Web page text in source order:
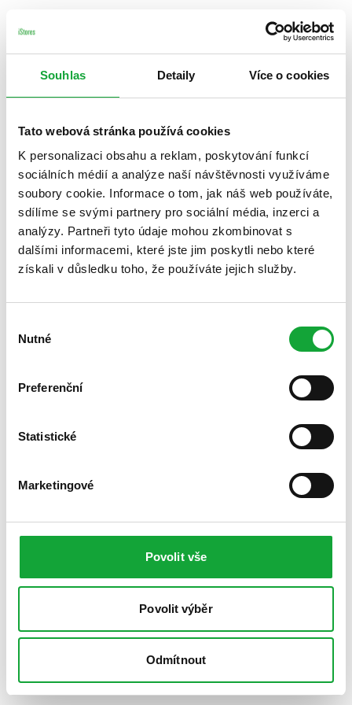
Souhlas Detaily Více o cookies
Tato webová stránka používá cookies
K personalizaci obsahu a reklam, poskytování funkcí
sociálních médií a analýze naší návštěvnosti využíváme
soubory cookie. Informace o tom, jak náš web používáte,
sdílíme se svými partnery pro sociální média, inzerci a
analýzy. Partneři tyto údaje mohou zkombinovat s
dalšími informacemi, které jste jim poskytli nebo které
získali v důsledku toho, že používáte jejich služby.
souhlasu
Nutné
Preferenční
Statistické
Marketingové
Povolit vše
Povolit výběr
Odmítnout